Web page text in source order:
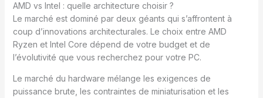
AMD vs Intel : quelle architecture choisir ?
Le marché est dominé par deux géants qui s’affrontent à
coup d’innovations architecturales. Le choix entre AMD
Ryzen et Intel Core dépend de votre budget et de
l’évolutivité que vous recherchez pour votre PC.
Le marché du hardware mélange les exigences de
puissance brute, les contraintes de miniaturisation et les